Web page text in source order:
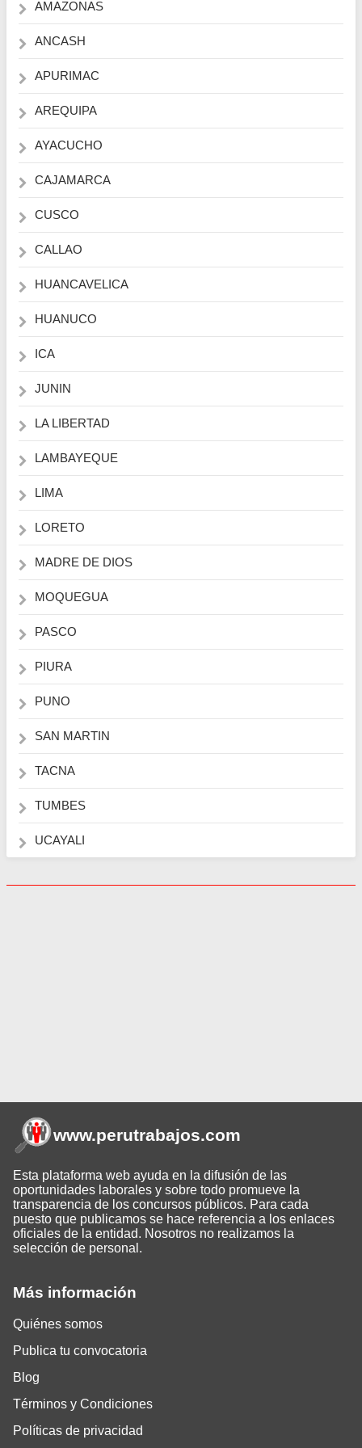
AMAZONAS
ANCASH
APURIMAC
AREQUIPA
AYACUCHO
CAJAMARCA
CUSCO
CALLAO
HUANCAVELICA
HUANUCO
ICA
JUNIN
LA LIBERTAD
LAMBAYEQUE
LIMA
LORETO
MADRE DE DIOS
MOQUEGUA
PASCO
PIURA
PUNO
SAN MARTIN
TACNA
TUMBES
UCAYALI
Más información
Quiénes somos
Publica tu convocatoria
Blog
Términos y Condiciones
Políticas de privacidad
www.perutrabajos.com
Esta plataforma web ayuda en la difusión de las
oportunidades laborales y sobre todo promueve la
transparencia de los concursos públicos. Para cada
puesto que publicamos se hace referencia a los enlaces
oficiales de la entidad. Nosotros no realizamos la
selección de personal.